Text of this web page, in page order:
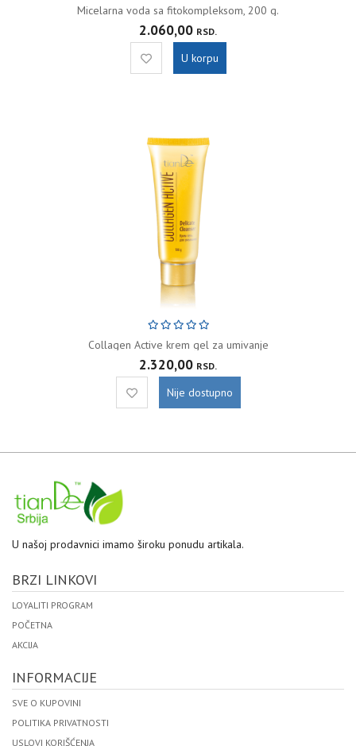
Micelarna voda sa fitokompleksom, 200 g.
2.060,00 RSD.
U korpu
Collagen Active krem gel za umivanje
2.320,00 RSD.
Nije dostupno
U našoj prodavnici imamo široku ponudu artikala.
BRZI LINKOVI
LOYALITI PROGRAM
POČETNA
AKCIJA
INFORMACIJE
SVE O KUPOVINI
POLITIKA PRIVATNOSTI
USLOVI KORIŠĆENJA